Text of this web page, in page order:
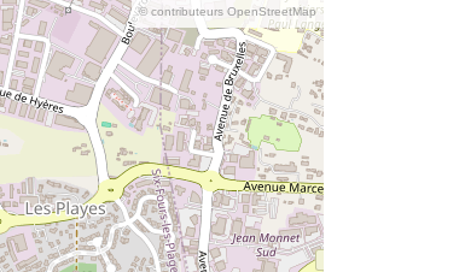
© contributeurs OpenStreetMap